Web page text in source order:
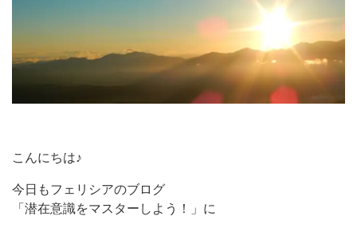
こんにちは♪
今日もフェリシアのブログ
「潜在意識をマスターしよう！」に